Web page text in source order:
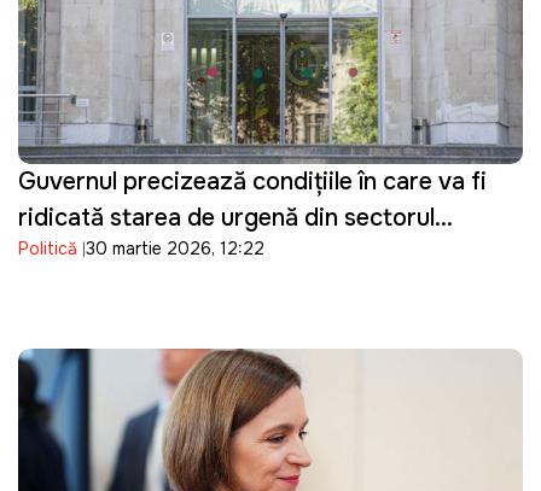
Guvernul precizează condițiile în care va fi
ridicată starea de urgență din sectorul
energetic
Politică 30 martie 2026, 12:22